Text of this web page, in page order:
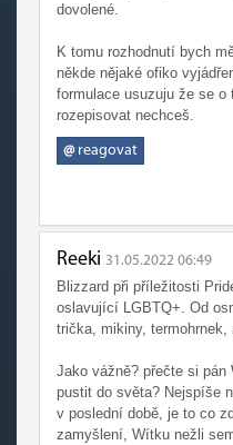
dovolené.
K tomu rozhodnutí bych
někde nějaké ofiko
formulace usuzuju že se o
rozepisovat nechceš.
@reagovat
Reeki 31.05.2022 06:49
Blizzard při příležitosti
oslavující LGBTQ+. Od
trička, mikiny, termohrnek,
Jako vážně? přečte si
pustit do světa? Nejspíše
v poslední době, je to co
zamyšlení, Wítku nežli